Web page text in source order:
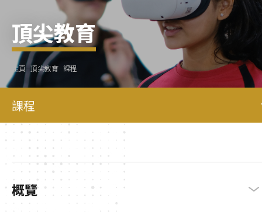
頂尖教育
主頁 頂尖教育 課程
課程
概覽